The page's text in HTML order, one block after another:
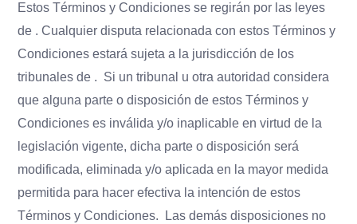
Estos Términos y Condiciones se regirán por las leyes
de . Cualquier disputa relacionada con estos Términos y
Condiciones estará sujeta a la jurisdicción de los
tribunales de . Si un tribunal u otra autoridad considera
que alguna parte o disposición de estos Términos y
Condiciones es inválida y/o inaplicable en virtud de la
legislación vigente, dicha parte o disposición será
modificada, eliminada y/o aplicada en la mayor medida
permitida para hacer efectiva la intención de estos
Términos y Condiciones. Las demás disposiciones no